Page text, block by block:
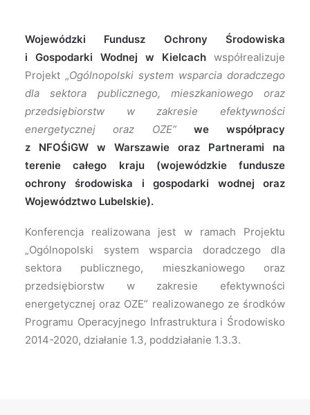
Wojewódzki Fundusz Ochrony Środowiska
i Gospodarki Wodnej w Kielcach współrealizuje
Projekt „Ogólnopolski system wsparcia doradczego
dla sektora publicznego, mieszkaniowego oraz
przedsiębiorstw w zakresie efektywności
energetycznej oraz OZE”
we współpracy
z NFOŚiGW w Warszawie oraz Partnerami na
terenie całego kraju (wojewódzkie fundusze
ochrony środowiska i gospodarki wodnej oraz
Województwo Lubelskie).
Konferencja realizowana jest w ramach Projektu
„Ogólnopolski system wsparcia doradczego dla
sektora publicznego, mieszkaniowego oraz
przedsiębiorstw w zakresie efektywności
energetycznej oraz OZE” realizowanego ze środków
Programu Operacyjnego Infrastruktura i Środowisko
2014-2020, działanie 1.3, poddziałanie 1.3.3.